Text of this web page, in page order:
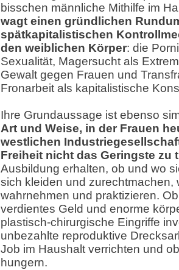
bisschen männliche Mithilfe im
wagt einen gründlichen
spätkapitalistischen
den weiblichen Körper: die
Sexualität, Magersucht als
Gewalt gegen Frauen und
Fronarbeit als kapitalistische
Ihre Grundaussage ist ebenso
Art und Weise, in der Frauen
westlichen
Freiheit nicht das Geringste zu
Ausbildung erhalten, ob und wo
sich kleiden und zurechtmachen,
wahrnehmen und praktizieren.
verdientes Geld und enorme
plastisch-chirurgische Eingriffe
unbezahlte reproduktive
Job im Haushalt verrichten und
hungern.